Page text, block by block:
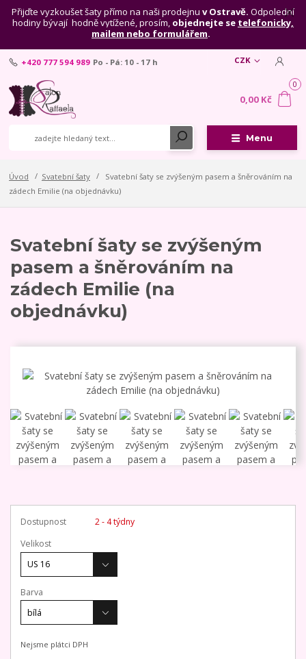
Přijďte vyzkoušet šaty přímo na naši prodejnu v Ostravě. Odpolední
hodiny bývají hodně vytížené, prosím, objednejte se telefonicky,
mailem nebo formulářem.
Menu
CZK
+420 777 594 989 Po - Pá: 10 - 17 h
0
0,00 Kč
Úvod Svatební šaty
Svatební šaty se zvýšeným pasem a šněrováním na
zádech Emilie (na objednávku)
Svatební šaty se zvýšeným
pasem a šněrováním na
zádech Emilie (na
objednávku)
Dostupnost
2 - 4 týdny
Velikost
Barva
Nejsme plátci DPH